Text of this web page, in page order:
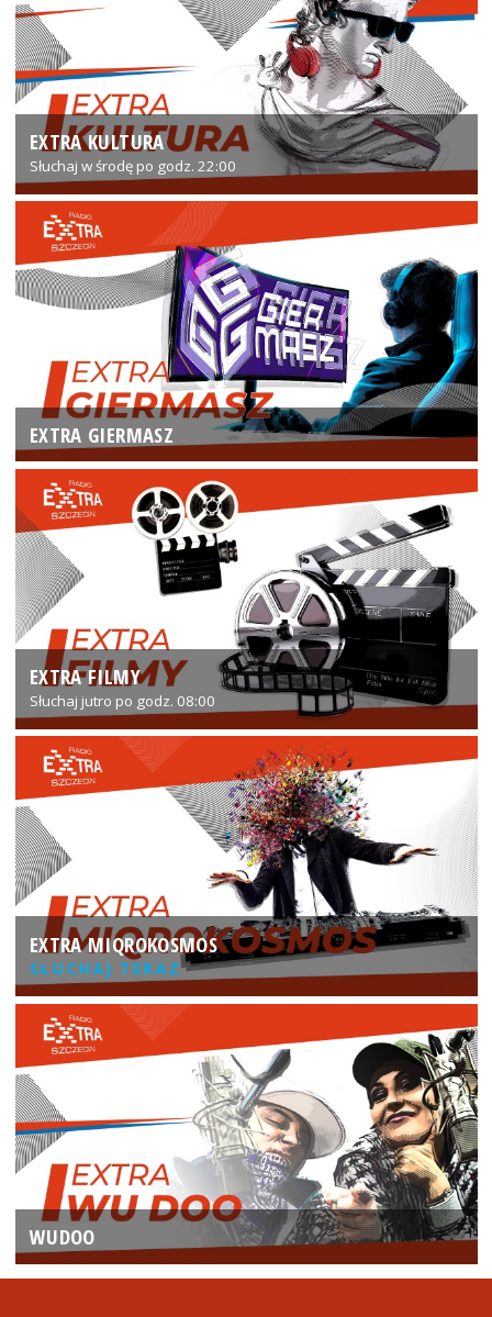
EXTRA KULTURA
Słuchaj w środę po godz. 22:00
EXTRA GIERMASZ
EXTRA FILMY
Słuchaj jutro po godz. 08:00
EXTRA MIQROKOSMOS
SŁUCHAJ TERAZ
WUDOO